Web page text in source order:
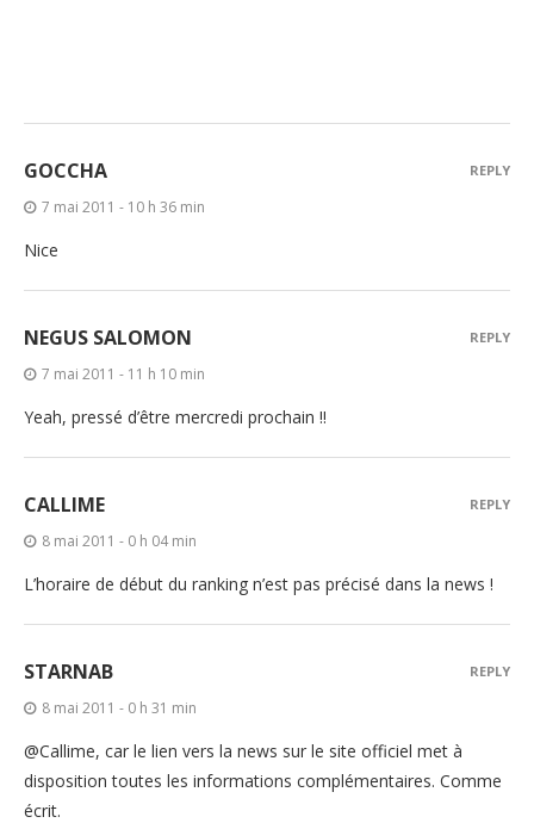
GOCCHA
7 mai 2011 - 10 h 36 min
Nice
REPLY
NEGUS SALOMON
7 mai 2011 - 11 h 10 min
Yeah, pressé d’être mercredi prochain !!
REPLY
CALLIME
8 mai 2011 - 0 h 04 min
L’horaire de début du ranking n’est pas précisé dans la news !
REPLY
STARNAB
8 mai 2011 - 0 h 31 min
@Callime, car le lien vers la news sur le site officiel met à
disposition toutes les informations complémentaires. Comme
écrit.
REPLY